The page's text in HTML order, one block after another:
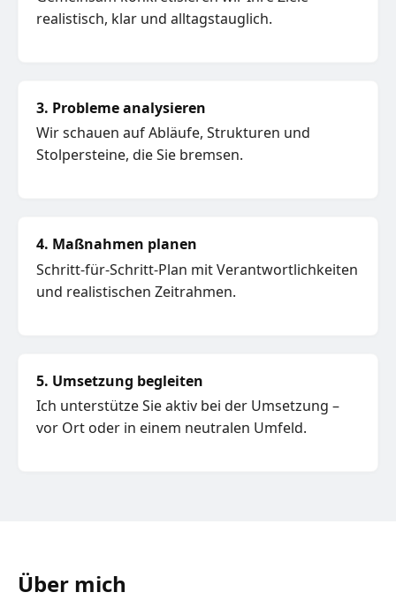
realistisch, klar und alltagstauglich.
3. Probleme analysieren
Wir schauen auf Abläufe, Strukturen und
Stolpersteine, die Sie bremsen.
4. Maßnahmen planen
Schritt-für-Schritt-Plan mit Verantwortlichkeiten
und realistischen Zeitrahmen.
5. Umsetzung begleiten
Ich unterstütze Sie aktiv bei der Umsetzung –
vor Ort oder in einem neutralen Umfeld.
Über mich